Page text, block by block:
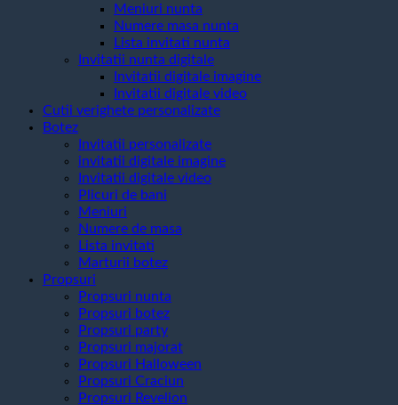
Meniuri nunta
Numere masa nunta
Lista invitati nunta
Invitatii nunta digitale
Invitatii digitale imagine
Invitatii digitale video
Cutii verighete personalizate
Botez
Invitatii personalizate
invitatii digitale imagine
Invitatii digitale video
Plicuri de bani
Meniuri
Numere de masa
Lista invitati
Marturii botez
Propsuri
Propsuri nunta
Propsuri botez
Propsuri party
Propsuri majorat
Propsuri Halloween
Propsuri Craciun
Propsuri Revelion